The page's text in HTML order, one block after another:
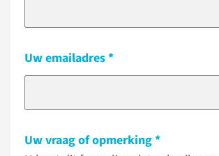
Uw emailadres
Uw vraag of opmerking